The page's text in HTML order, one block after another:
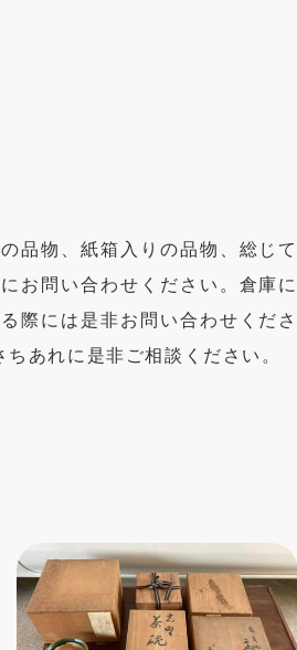
品物、紙箱入りの品物、総じて
お問い合わせください。倉庫に
際には是非お問い合わせくださ
あれに是非ご相談ください。